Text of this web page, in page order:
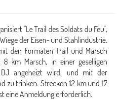
"Le Trail des Soldats du Feu",
der Eisen- und Stahlindustrie.
den Formaten Trail und Marsch
km Marsch, in einer geselligen
angeheizt wird, und mit der
zu trinken. Strecken 12 km und 17
eine Anmeldung erforderlich.